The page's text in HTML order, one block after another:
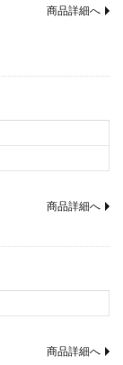
商品詳細へ
商品詳細へ
商品詳細へ